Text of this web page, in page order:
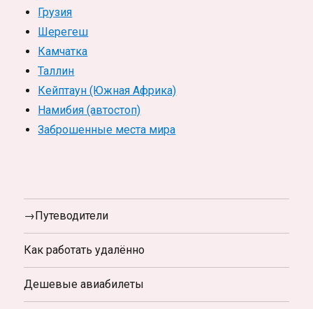
Грузия
Шерегеш
Камчатка
Таллин
Кейптаун (Южная Африка)
Намибия (автостоп)
Заброшенные места мира
→Путеводители
Как работать удалённо
Дешевые авиабилеты